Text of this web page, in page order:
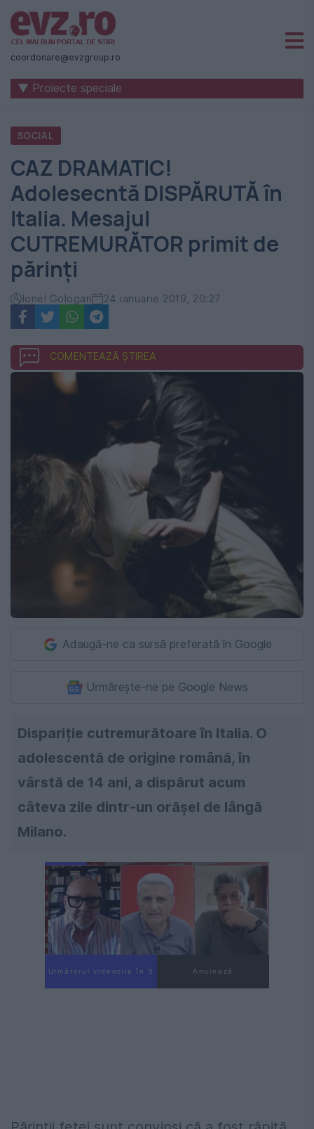
Știri
naționale
internaționale
România
-
Evenimentul
Zilei
coordonare@evzgroup.ro
▼ Proiecte speciale
SOCIAL
CAZ DRAMATIC!
Adolesecntă DISPĂRUTĂ în
Italia. Mesajul
CUTREMURĂTOR primit de
părinți
Ionel Gologan 24 ianuarie 2019, 20:27
COMENTEAZĂ ȘTIREA
Adaugă-ne ca sursă preferată în Google
Urmărește-ne pe Google News
Dispariție cutremurătoare în Italia. O
adolescentă de origine română, în
vârstă de 14 ani, a dispărut acum
câteva zile dintr-un orășel de lângă
Milano.
Următorul videoclip în 4 Anulează